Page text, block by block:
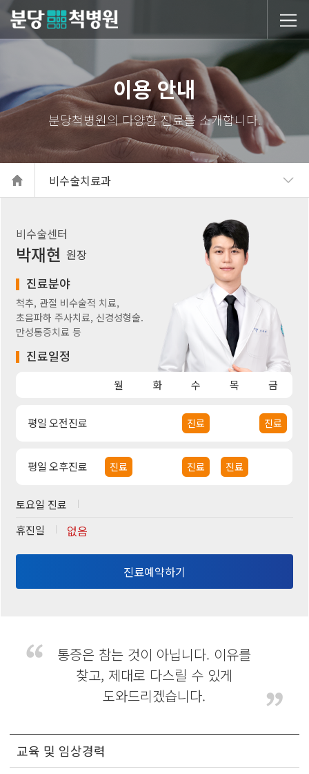
당척병원
이용 안내
비수술치료과
비수술센터
박재현 원장
진료분야
척추, 관절 비수술적 치료,
초음파하 주사치료, 신경성형술.
만성통증치료 등
진료일정
월 화 수 목 금
평일 오전진료 진료 진료
평일 오후진료 진료 진료 진료
토요일 진료
휴진일
없음
진료예약하기
통증은 참는 것이 아닙니다. 이유를
찾고, 제대로 다스릴 수 있게
도와드리겠습니다.
교육 및 임상경력